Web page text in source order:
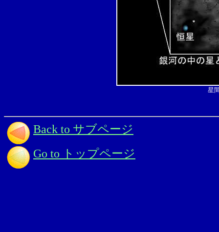
星
Back to サブページ
Go to トップページ